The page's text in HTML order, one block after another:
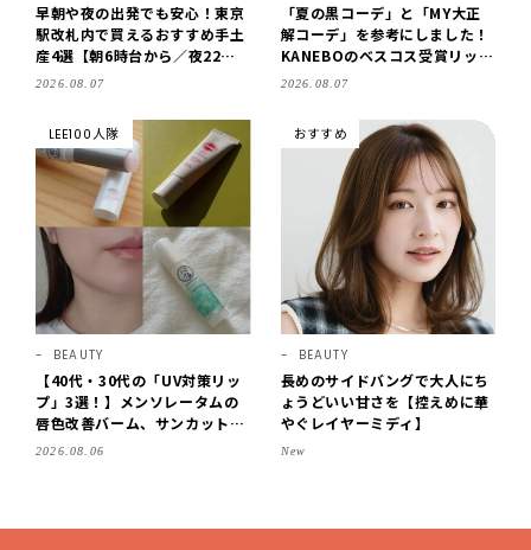
早朝や夜の出発でも安心！東京
駅改札内で買えるおすすめ手土
産4選【朝6時台から／夜22時
まで営業】
2026.08.07
「夏の黒コーデ」と「MY大正
解コーデ」を参考にしました！
KANEBOのベスコス受賞リップ
購入も。LEE8・9月号を読んだ
ューvol.6・2026】
2026.08.07
LEE100人隊
BEAUTY
【40代・30代の「UV対策リッ
プ」3選！】メンソレータムの
唇色改善バーム、サンカットな
どを「夏の紫外線対策」に愛用
2026.08.06
おすすめ
BEAUTY
長めのサイドバングで大人にち
ょうどいい甘さを【控えめに華
やぐレイヤーミディ】
New